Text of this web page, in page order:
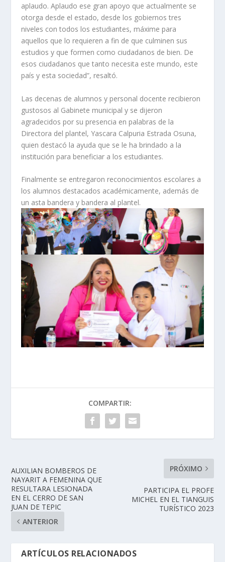
aplaudo. Aplaudo ese gran apoyo que actualmente se
otorga desde el estado, desde los gobiernos tres
niveles con todos los estudiantes, máxime para
aquellos que lo requieren a fin de que culminen sus
estudios y que formen como ciudadanos de bien. De
esos ciudadanos que tanto necesita este mundo, este
país y esta sociedad”, resaltó.
Las decenas de alumnos y personal docente recibieron
gustosos al Gabinete municipal y se dijeron
agradecidos por su presencia en palabras de la
Directora del plantel, Yascara Calpuria Estrada Osuna,
quien destacó la ayuda que se le ha brindado a la
institución para beneficiar a los estudiantes.
Finalmente se entregaron reconocimientos escolares a
los alumnos destacados académicamente, además de
un asta bandera y bandera al plantel.
COMPARTIR:
AUXILIAN BOMBEROS DE
NAYARIT A FEMENINA QUE
RESULTARA LESIONADA
EN EL CERRO DE SAN
JUAN DE TEPIC
ANTERIOR
PRÓXIMO
PARTICIPA EL PROFE
MICHEL EN EL TIANGUIS
TURÍSTICO 2023
ARTÍCULOS RELACIONADOS